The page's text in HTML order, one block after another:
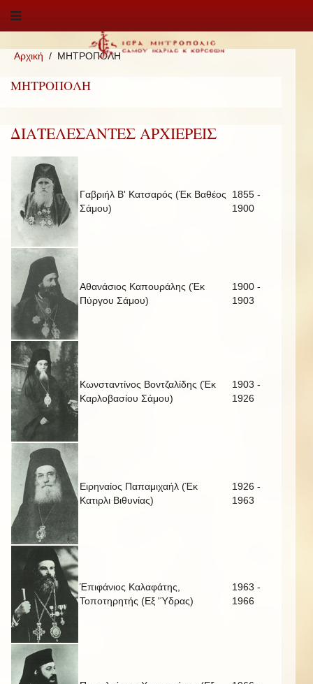
Αρχική ΜΗΤΡΟΠΟΛΗ
ΜΗΤΡΟΠΟΛΗ
ΔΙΑΤΕΛΕΣΑΝΤΕΣ ΑΡΧΙΕΡΕΙΣ
Γαβριήλ Β' Κατσαρός (Έκ Βαθέος
Σάμου)
1855 -
1900
Αθανάσιος Καπουράλης (Έκ
Πύργου Σάμου)
1900 -
1903
Κωνσταντίνος Βοντζαλίδης (Έκ
Καρλοβασίου Σάμου)
1903 -
1926
Ειρηναίος Παπαμιχαήλ (Έκ
Κατιρλι Βιθυνίας)
1926 -
1963
Έπιφάνιος Καλαφάτης,
Τοποτηρητής (Εξ 'Ύδρας)
1963 -
1966